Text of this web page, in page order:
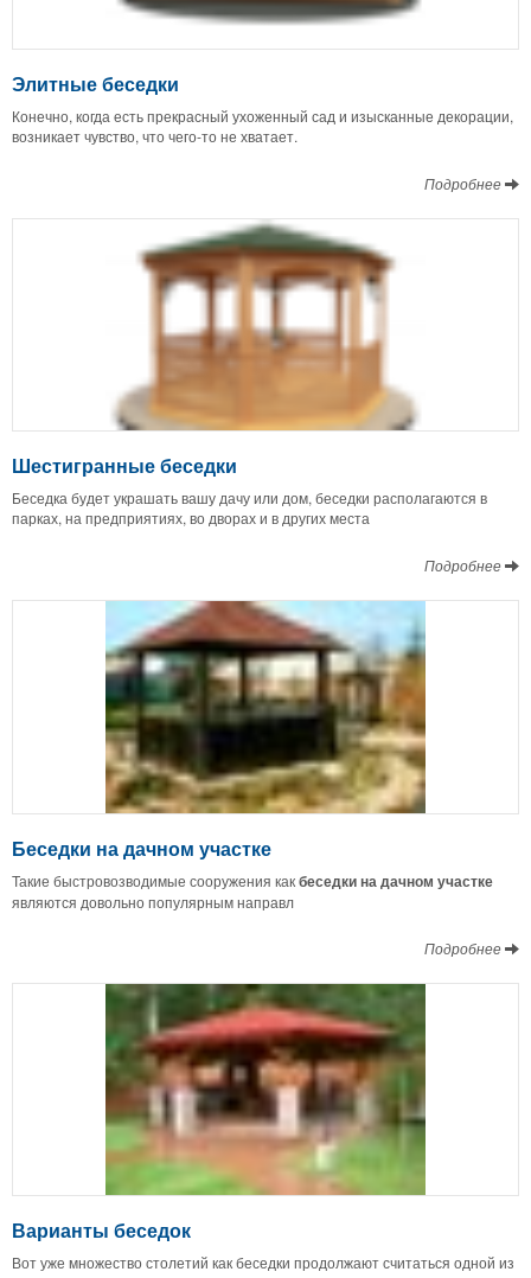
Элитные беседки
Конечно, когда есть прекрасный ухоженный сад и изысканные декорации,
возникает чувство, что чего-то не хватает.
Подробнее
Шестигранные беседки
Беседка будет украшать вашу дачу или дом, беседки располагаются в
парках, на предприятиях, во дворах и в других места
Подробнее
Беседки на дачном участке
Такие быстровозводимые сооружения какбеседки на дачном участке
являются довольно популярным направл
Подробнее
Варианты беседок
Вот уже множество столетий как беседки продолжают считаться одной из